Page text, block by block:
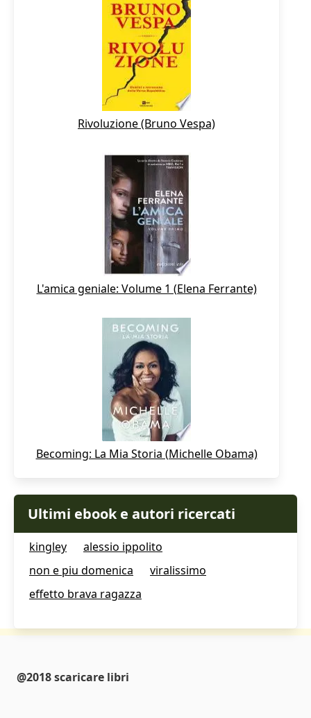
Rivoluzione (Bruno Vespa)
L'amica geniale: Volume 1 (Elena Ferrante)
Becoming: La Mia Storia (Michelle Obama)
Ultimi ebook e autori ricercati
kingley
alessio ippolito
non e piu domenica
viralissimo
effetto brava ragazza
@2018 scaricare libri